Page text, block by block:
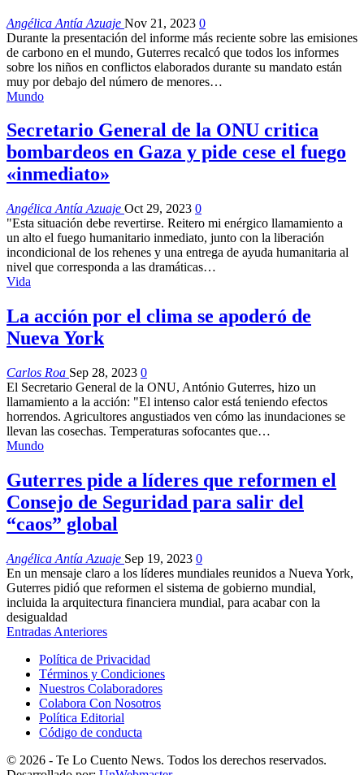
Angélica Antía Azuaje Nov 21, 2023 0
Durante la presentación del informe más reciente sobre las emisiones
de carbono en el mundo, Guterres recalcó que todos los informes
sobre los niños en conflictos elaborados durante su mandato están
muy por debajo del número de menores…
Mundo
Secretario General de la ONU critica
bombardeos en Gaza y pide cese el fuego
«inmediato»
Angélica Antía Azuaje Oct 29, 2023 0
"Esta situación debe revertirse. Reitero mi enérgico llamamiento a
un alto el fuego humanitario inmediato, junto con la liberación
incondicional de los rehenes y una entrega de ayuda humanitaria al
nivel que corresponda a las dramáticas…
Vida
La acción por el clima se apoderó de
Nueva York
Carlos Roa Sep 28, 2023 0
El Secretario General de la ONU, António Guterres, hizo un
llamamiento a la acción: "El intenso calor está teniendo efectos
horrendos. Agricultores angustiados ven cómo las inundaciones se
llevan las cosechas. Temperaturas sofocantes que…
Mundo
Guterres pide a líderes que reformen el
Consejo de Seguridad para salir del
“caos” global
Angélica Antía Azuaje Sep 19, 2023 0
En un mensaje claro a los líderes mundiales reunidos a Nueva York,
Guterres pidió que reformen el sistema de gobierno mundial,
incluida la arquitectura financiera mundial, para acabar con la
desigualdad
Entradas Anteriores
Política de Privacidad
Términos y Condiciones
Nuestros Colaboradores
Colabora Con Nosotros
Política Editorial
Código de conducta
© 2026 - Te Lo Cuento News. Todos los derechos reservados.